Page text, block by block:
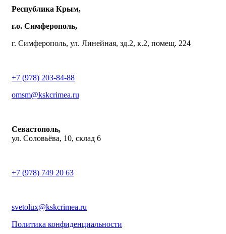
Республика Крым,
г.о. Симферополь,
г. Симферополь, ул. Линейная, зд.2, к.2, помещ. 224
+7 (978) 203-84-88
omsm@kskcrimea.ru
Севастополь,
ул. Соловьёва, 10, склад 6
+7 (978) 749 20 63
svetolux@kskcrimea.ru
Политика конфиденциальности